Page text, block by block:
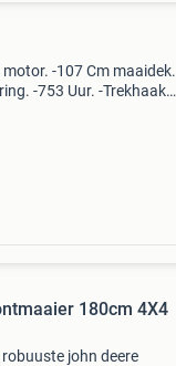
-107 Cm maaidek.
-753 Uur. -Trekhaak
180cm 4X4
john deere